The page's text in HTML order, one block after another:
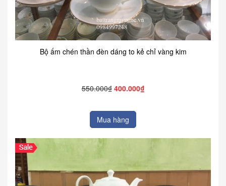
Bộ ấm chén thần đèn dáng to kẻ chỉ vàng kim
550.000₫ 400.000₫
Mua hàng